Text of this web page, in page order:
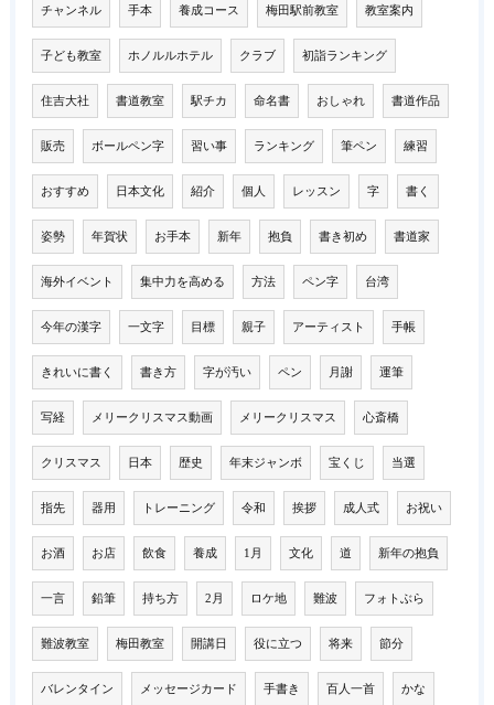
チャンネル 手本 養成コース 梅田駅前教室 教室案内
子ども教室 ホノルルホテル クラブ 初詣ランキング
住吉大社 書道教室 駅チカ 命名書 おしゃれ 書道作品
販売 ボールペン字 習い事 ランキング 筆ペン 練習
おすすめ 日本文化 紹介 個人 レッスン 字 書く
姿勢 年賀状 お手本 新年 抱負 書き初め 書道家
海外イベント 集中力を高める 方法 ペン字 台湾
今年の漢字 一文字 目標 親子 アーティスト 手帳
きれいに書く 書き方 字が汚い ペン 月謝 運筆
写経 メリークリスマス動画 メリークリスマス 心斎橋
クリスマス 日本 歴史 年末ジャンボ 宝くじ 当選
指先 器用 トレーニング 令和 挨拶 成人式 お祝い
お酒 お店 飲食 養成 1月 文化 道 新年の抱負
一言 鉛筆 持ち方 2月 ロケ地 難波 フォトぶら
難波教室 梅田教室 開講日 役に立つ 将来 節分
バレンタイン メッセージカード 手書き 百人一首 かな